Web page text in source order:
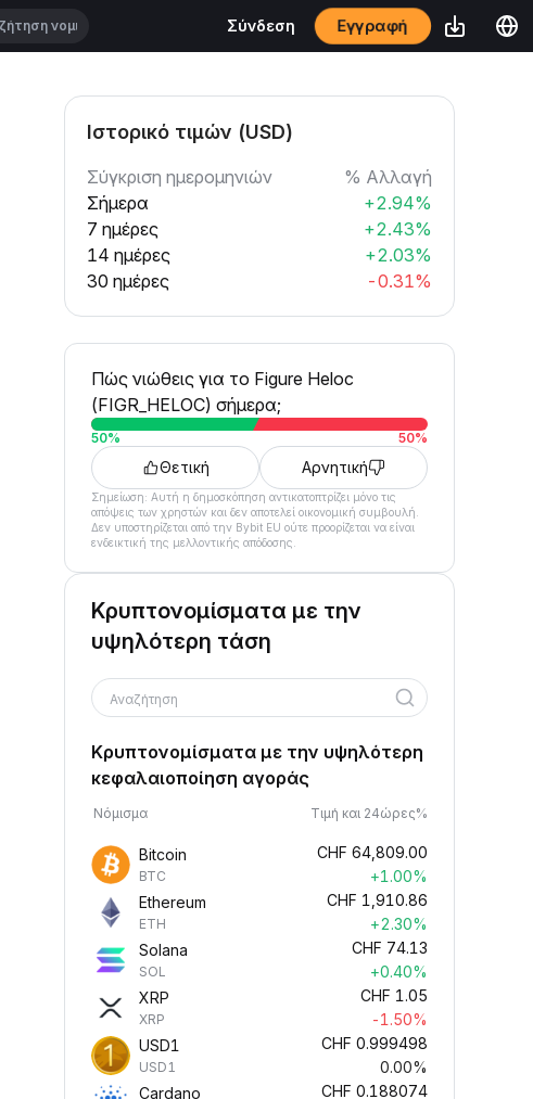
Σύνδεση Εγγραφή
Ιστορικό τιμών (USD)
Σύγκριση ημερομηνιών
% Αλλαγή
Σήμερα
+2.94%
7 ημέρες
+2.43%
14 ημέρες
+2.03%
30 ημέρες
-0.31%
Πώς νιώθεις για το Figure Heloc
(FIGR_HELOC) σήμερα;
50% 50%
Θετική Αρνητική
Σημείωση: Αυτή η δημοσκόπηση αντικατοπτρίζει μόνο τις
απόψεις των χρηστών και δεν αποτελεί οικονομική συμβουλή.
Δεν υποστηρίζεται από την Bybit EU ούτε προορίζεται να είναι
ενδεικτική της μελλοντικής απόδοσης.
Κρυπτονομίσματα με την
υψηλότερη τάση
Αναζήτηση
Κρυπτονομίσματα με την υψηλότερη
κεφαλαιοποίηση αγοράς
Νόμισμα Τιμή και 24ώρες%
Bitcoin
BTC
CHF 64,809.00
+1.00%
Ethereum
ETH
CHF 1,910.86
+2.30%
Solana
SOL
CHF 74.13
+0.40%
XRP
XRP
CHF 1.05
-1.50%
USD1
USD1
CHF 0.999498
0.00%
Cardano
CHF 0.188074